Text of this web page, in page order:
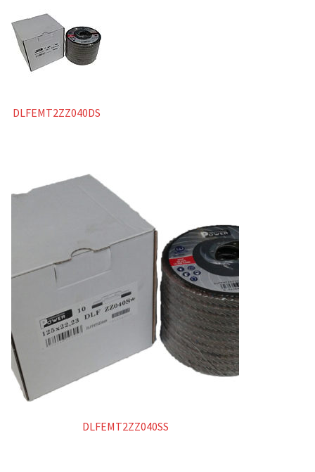
Catalogo
Abrasivi rigidi
Abrasivi flessibili
Ruote lamellari con gambo
Dischi compatti
Manicotti
Superabrasivi
Metallo duro
DLFEMT2ZZ040DS
DLFEMT2ZZ040SS